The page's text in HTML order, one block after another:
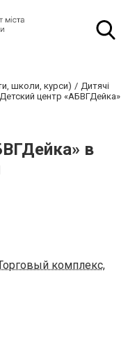
школи, курси)
Дитячі
Детский центр «АБВГДейка»
в
комплекс,